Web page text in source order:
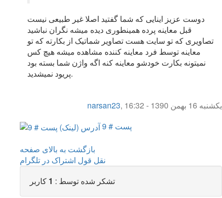
دوست عزیز اینایی که شما گفتید اصلا غیر طبیعی نیست
قبل معاینه پرده همینطوری دیده میشه نگران نباشید
تصاویری که تو سایت هست تصاویر شماتیک از بکارته که تو
معاینه توسط فرد معاینه کننده مشاهده میشه هیچ کس
نمیتونه بکارت خودشو معاینه کنه اگه واژن شما بسته بود
پریود نمیشدید.
narsan23,
یکشنبه 16 بهمن 1390 - 16:32
پست # 9
بازگشت به بالای صفحه
نقل قول اشتراک در تلگرام
تشکر شده توسط : 1 کاربر